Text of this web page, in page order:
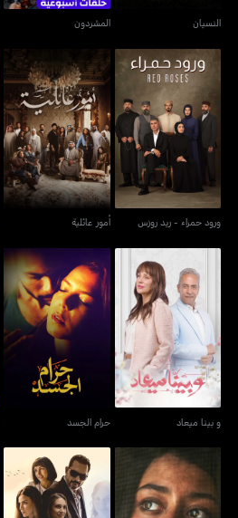
النسيان المشردون
ورود حمراء - ريد روزس
ورود حمراء - ريد روزس
أمور عائلية
أمور عائلية
و بينا ميعاد
و بينا ميعاد
حرام الجسد
حرام الجسد